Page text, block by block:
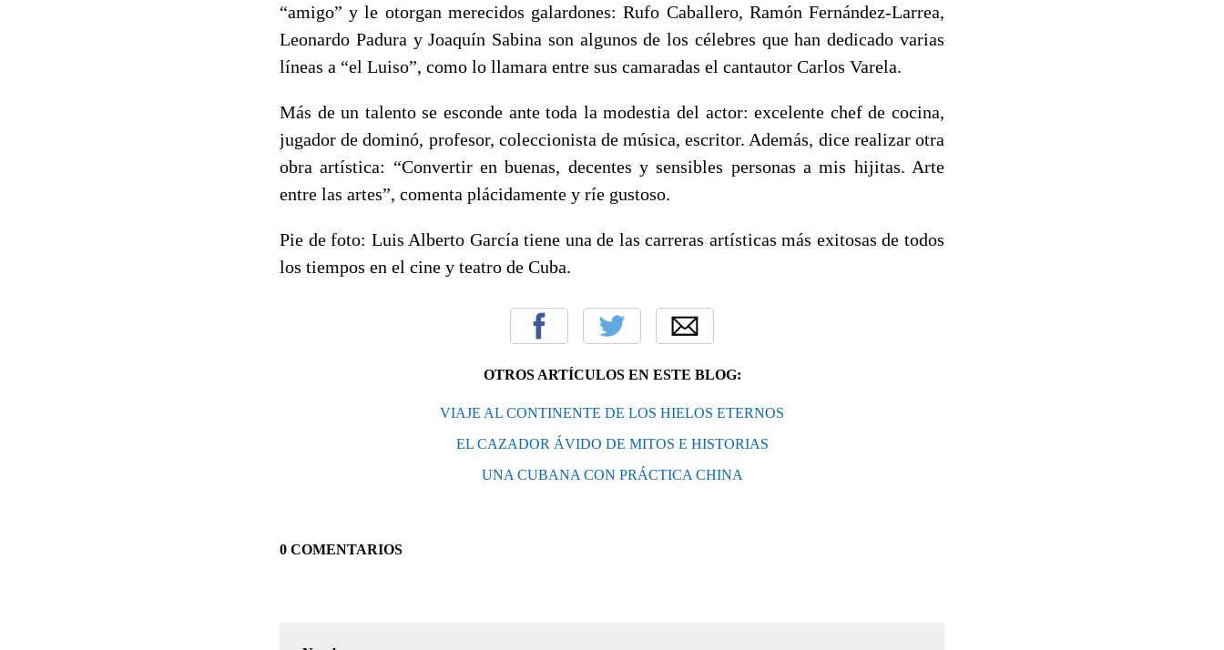
“amigo” y le otorgan merecidos galardones: Rufo Caballero, Ramón Fernández-Larrea,
Leonardo Padura y Joaquín Sabina son algunos de los célebres que han dedicado varias
líneas a “el Luiso”, como lo llamara entre sus camaradas el cantautor Carlos Varela.
Más de un talento se esconde ante toda la modestia del actor: excelente chef de cocina,
jugador de dominó, profesor, coleccionista de música, escritor. Además, dice realizar otra
obra artística: “Convertir en buenas, decentes y sensibles personas a mis hijitas. Arte
entre las artes”, comenta plácidamente y ríe gustoso.
Pie de foto: Luis Alberto García tiene una de las carreras artísticas más exitosas de todos
los tiempos en el cine y teatro de Cuba.
OTROS ARTÍCULOS EN ESTE BLOG:
VIAJE AL CONTINENTE DE LOS HIELOS ETERNOS
EL CAZADOR ÁVIDO DE MITOS E HISTORIAS
UNA CUBANA CON PRÁCTICA CHINA
0 COMENTARIOS